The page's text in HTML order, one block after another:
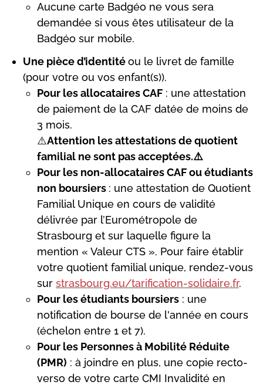
Aucune carte Badgéo ne vous sera
demandée si vous êtes utilisateur de la
Badgéo sur mobile.
Une pièce d’identitéou le livret de famille
(pour votre ou vos enfant(s)).
Pour les allocataires CAF : une attestation
de paiement de la CAF datée de moins de
3 mois.
⚠️Attention les attestations de quotient
familial ne sont pas acceptées.⚠️
Pour les non-allocataires CAF ou étudiants
non boursiers : une attestation de Quotient
Familial Unique en cours de validité
délivrée par l’Eurométropole de
Strasbourg et sur laquelle figure la
mention « Valeur CTS ». Pour faire établir
votre quotient familial unique, rendez-vous
sur strasbourg.eu/tarification-solidaire.fr.
Pour les étudiants boursiers : une
notification de bourse de l'année en cours
(échelon entre 1 et 7).
Pour les Personnes à Mobilité Réduite
(PMR) : à joindre en plus, une copie recto-
verso de votre carte CMI Invalidité en